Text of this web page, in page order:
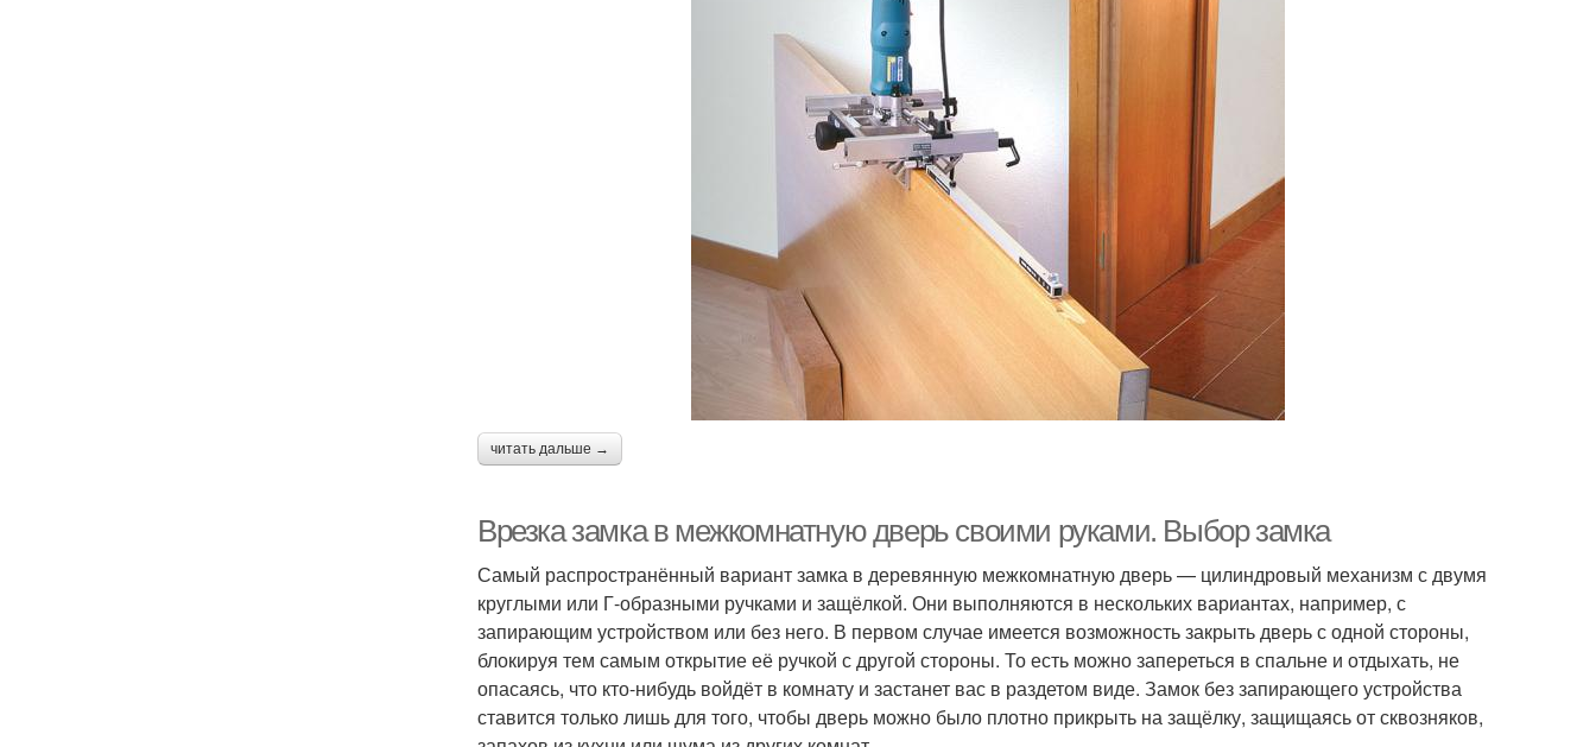
читать дальше →
Врезка замка в межкомнатную дверь своими руками. Выбор замка
Самый распространённый вариант замка в деревянную межкомнатную дверь — цилиндровый механизм с двумя
круглыми или Г-образными ручками и защёлкой. Они выполняются в нескольких вариантах, например, с
запирающим устройством или без него. В первом случае имеется возможность закрыть дверь с одной стороны,
блокируя тем самым открытие её ручкой с другой стороны. То есть можно запереться в спальне и отдыхать, не
опасаясь, что кто-нибудь войдёт в комнату и застанет вас в раздетом виде. Замок без запирающего устройства
ставится только лишь для того, чтобы дверь можно было плотно прикрыть на защёлку, защищаясь от сквозняков,